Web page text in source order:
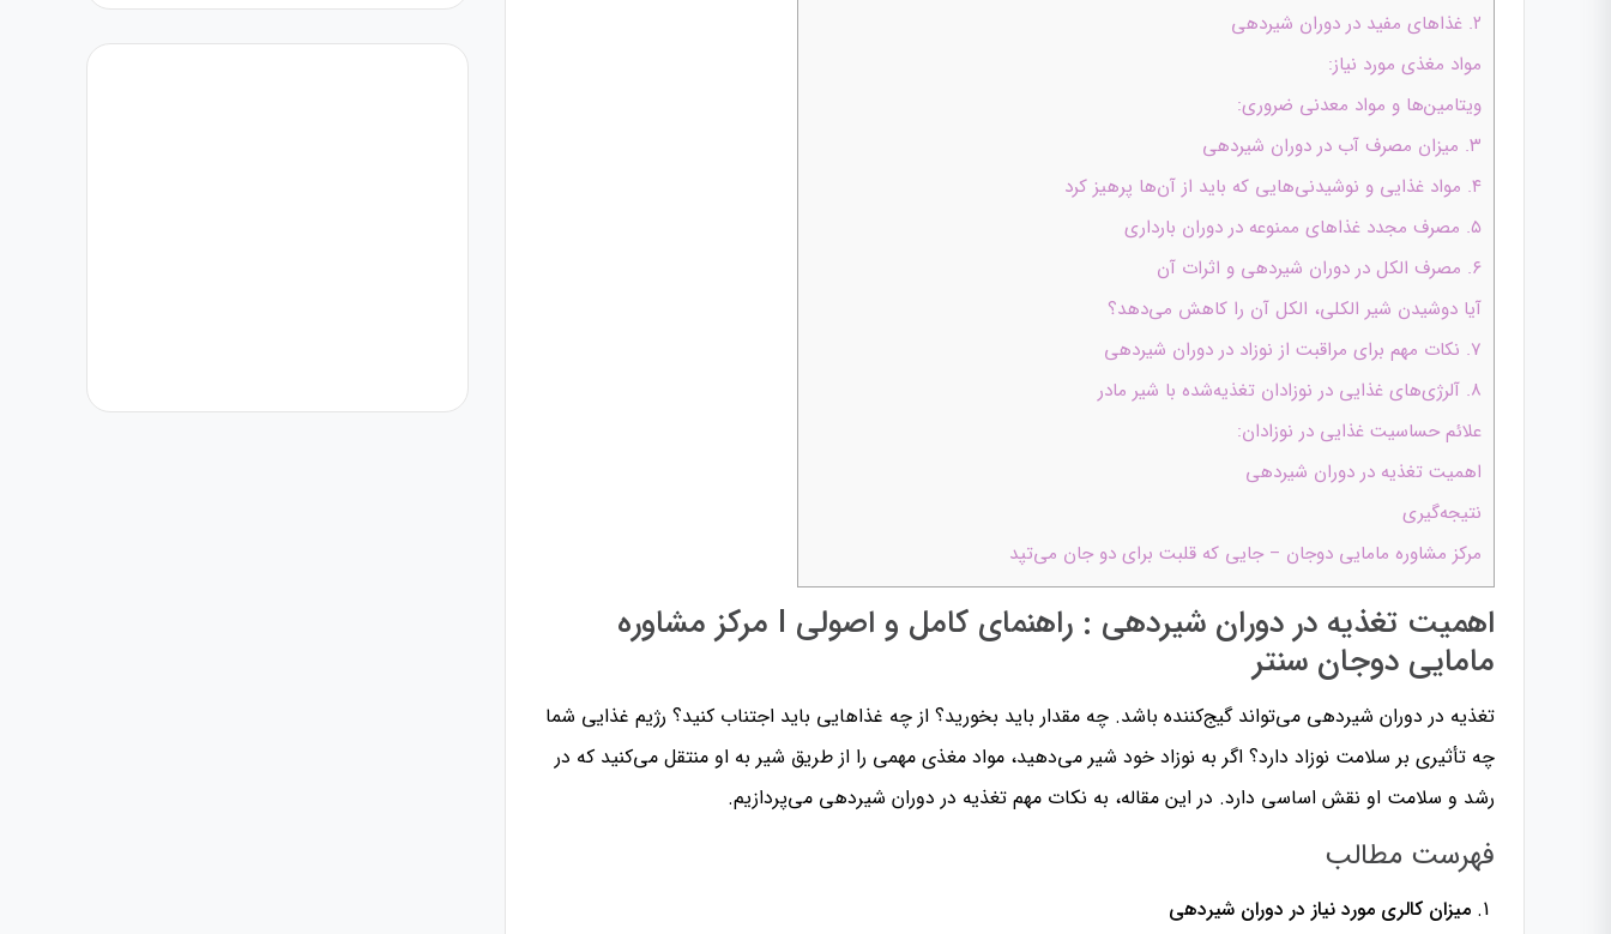
۲. غذاهای مفید در دوران شیردهی
مواد مغذی مورد نیاز:
ویتامین‌ها و مواد معدنی ضروری:
۳. میزان مصرف آب در دوران شیردهی
۴. مواد غذایی و نوشیدنی‌هایی که باید از آن‌ها پرهیز کرد
۵. مصرف مجدد غذاهای ممنوعه در دوران بارداری
۶. مصرف الکل در دوران شیردهی و اثرات آن
آیا دوشیدن شیر الکلی، الکل آن را کاهش می‌دهد؟
۷. نکات مهم برای مراقبت از نوزاد در دوران شیردهی
۸. آلرژی‌های غذایی در نوزادان تغذیه‌شده با شیر مادر
علائم حساسیت غذایی در نوزادان:
اهمیت تغذیه در دوران شیردهی
نتیجه‌گیری
مرکز مشاوره مامایی دوجان – جایی که قلبت برای دو جان می‌تپد
اهمیت تغذیه در دوران شیردهی : راهنمای کامل و اصولی l مرکز مشاوره
مامایی دوجان سنتر
تغذیه در دوران شیردهی می‌تواند گیج‌کننده باشد. چه مقدار باید بخورید؟ از چه غذاهایی باید اجتناب کنید؟ رژیم غذایی شما
چه تأثیری بر سلامت نوزاد دارد؟ اگر به نوزاد خود شیر می‌دهید، مواد مغذی مهمی را از طریق شیر به او منتقل می‌کنید که در
رشد و سلامت او نقش اساسی دارد. در این مقاله، به نکات مهم تغذیه در دوران شیردهی می‌پردازیم.
فهرست مطالب
میزان کالری مورد نیاز در دوران شیردهی